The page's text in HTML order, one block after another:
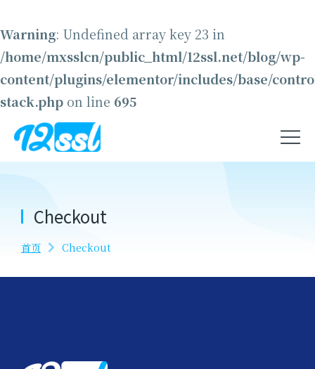
Warning: Undefined array key 23 in
/home/mxsslcn/public_html/12ssl.net/blog/wp-
content/plugins/elementor/includes/base/
stack.php on line 695
Checkout
您在这里：
首页 Checkout